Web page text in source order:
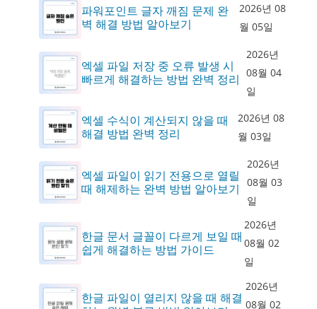
파워포인트 글자 깨짐 문제 완
벽 해결 방법 알아보기
2026년 08
월 05일
엑셀 파일 저장 중 오류 발생 시
빠르게 해결하는 방법 완벽 정리
2026년
08월 04
일
엑셀 수식이 계산되지 않을 때
해결 방법 완벽 정리
2026년 08
월 03일
엑셀 파일이 읽기 전용으로 열릴
때 해제하는 완벽 방법 알아보기
2026년
08월 03
일
한글 문서 글꼴이 다르게 보일 때
쉽게 해결하는 방법 가이드
2026년
08월 02
일
한글 파일이 열리지 않을 때 해결
2026년
08월 02